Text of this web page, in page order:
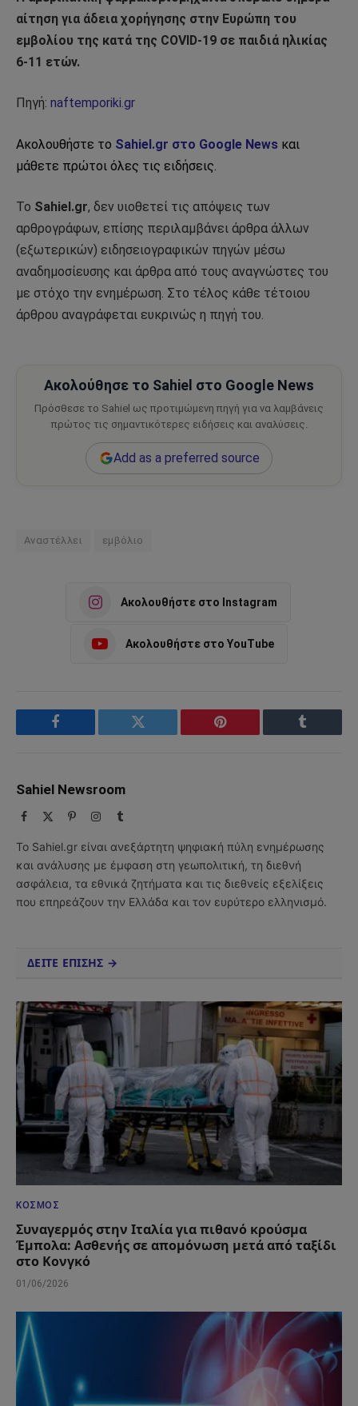
αίτηση για άδεια χορήγησης στην Ευρώπη του
εμβολίου της κατά της COVID-19 σε παιδιά ηλικίας
6-11 ετών.
Πηγή: naftemporiki.gr
Ακολουθήστε το Sahiel.gr στο Google News και
μάθετε πρώτοι όλες τις ειδήσεις.
Το Sahiel.gr, δεν υιοθετεί τις απόψεις των
αρθρογράφων, επίσης περιλαμβάνει άρθρα άλλων
(εξωτερικών) ειδησειογραφικών πηγών μέσω
αναδημοσίευσης και άρθρα από τους αναγνώστες του
με στόχο την ενημέρωση. Στο τέλος κάθε τέτοιου
άρθρου αναγράφεται ευκρινώς η πηγή του.
Ακολούθησε το Sahiel στο Google News
Πρόσθεσε το Sahiel ως προτιμώμενη πηγή για να λαμβάνεις
πρώτος τις σημαντικότερες ειδήσεις και αναλύσεις.
Add as a preferred source
Αναστέλλει εμβόλιο
Ακολουθήστε στο Instagram
Ακολουθήστε στο YouTube
Facebook Twitter Pinterest Tumblr
Sahiel Newsroom
Facebook PinterestInstagram
Tumblr
Το Sahiel.gr είναι ανεξάρτητη ψηφιακή πύλη ενημέρωσης
και ανάλυσης με έμφαση στη γεωπολιτική, τη διεθνή
ασφάλεια, τα εθνικά ζητήματα και τις διεθνείς εξελίξεις
που επηρεάζουν την Ελλάδα και τον ευρύτερο ελληνισμό.
ΔΕΙΤΕ ΕΠΙΣΗΣ →
ΚΌΣΜΟΣ
Συναγερμός στην Ιταλία για πιθανό κρούσμα
Έμπολα: Ασθενής σε απομόνωση μετά από ταξίδι
στο Κονγκό
01/06/2026